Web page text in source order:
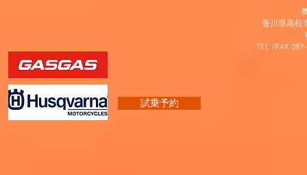
試乗予約
香川県高松
TEL /FAX